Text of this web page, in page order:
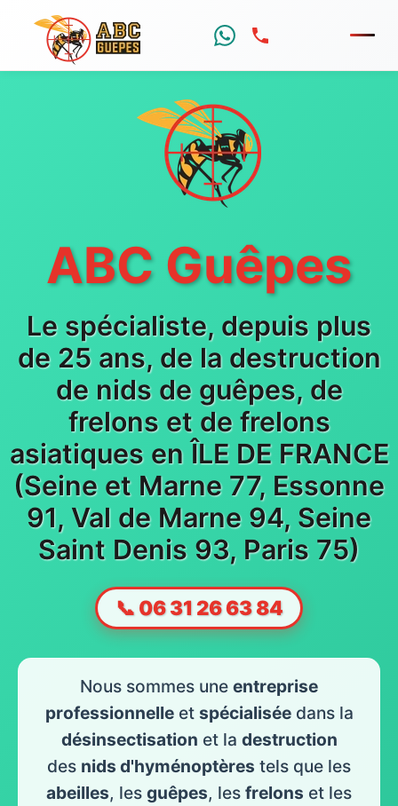
ABC Guêpes
Le spécialiste, depuis plus
de 25 ans, de la destruction
de nids de guêpes, de
frelons et de frelons
asiatiques en ÎLE DE FRANCE
(Seine et Marne 77, Essonne
91, Val de Marne 94, Seine
Saint Denis 93, Paris 75)
📞 06 31 26 63 84
Nous sommes une entreprise
professionnelle et spécialisée dans la
désinsectisation et la destruction
des nids d'hyménoptères tels que les
abeilles, les guêpes, les frelons et les